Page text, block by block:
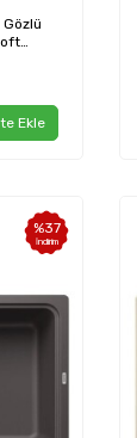
Ekle
%37
İndirim